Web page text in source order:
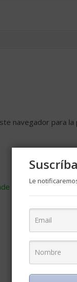
navegador para
cómo se procesan
Le